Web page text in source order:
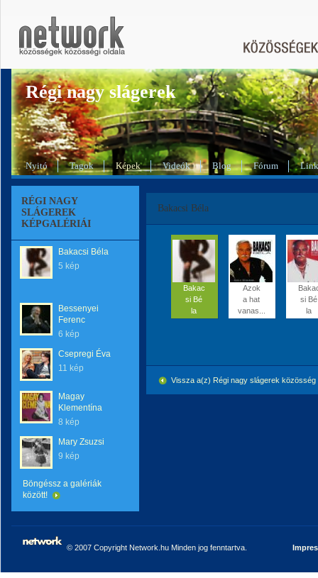
Régi nagy slágerek
Nyitó Tagok Képek Videók Blog Fórum
RÉGI NAGY
SLÁGEREK
KÉPGALÉRIÁI
Bakacsi Béla
5 kép
Bessenyei
Ferenc
6 kép
Csepregi Éva
11 kép
Magay
Klementína
8 kép
Mary Zsuzsi
9 kép
Böngéssz a galériák
között!
Bakacsi Béla
Bakac
si Bé
la
Azok
a hat
vanas...
si Bé
la
Vissza a(z) Régi nagy slágerek
© 2007 Copyright Network.hu Minden jog fenntartva.